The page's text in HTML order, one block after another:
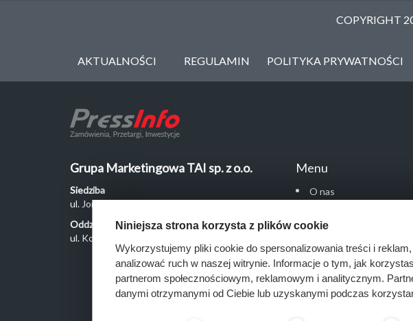
COPYRIGHT
AKTUALNOŚCI REGULAMIN POLITYKA PRYWATNOŚCI
Grupa Marketingowa TAI sp. z o.o.
Siedziba
ul. Jordanowska 12, 04-204 Warszawa
Oddział Poznań
ul. Kochanowskiego 18/6, 60-846 Poznań
Menu
O nas
Monitoring przetargów
Raporty przetargowe
Ustawienia cookies
Kontakt
Niniejsza strona korzysta z plików cookie
Wykorzystujemy pliki cookie do spersonalizowania treści i
analizować ruch w naszej witrynie. Informacje o tym, jak
partnerom społecznościowym, reklamowym i analitycznym.
danymi otrzymanymi od Ciebie lub uzyskanymi podczas